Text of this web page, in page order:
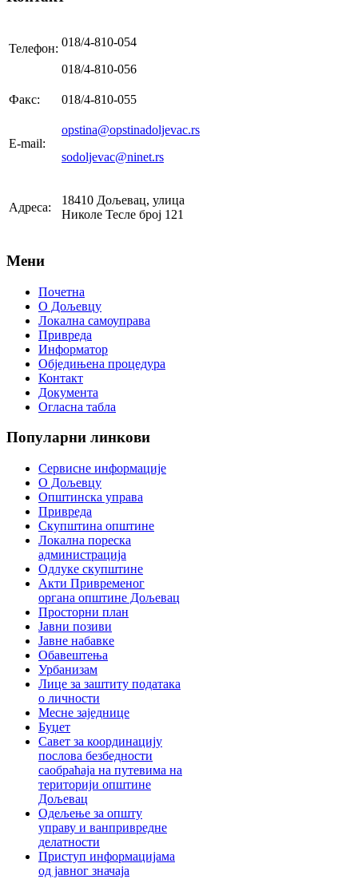
Телефон: 018/4-810-054
018/4-810-056
Факс: 018/4-810-055
E-mail:
opstina@opstinadoljevac.rs
sodoljevac@ninet.rs
Адреса:
18410 Дољевац, улица
Николе Тесле број 121
Мени
Почетна
О Дољевцу
Локална самоуправа
Привреда
Информатор
Обједињена процедура
Контакт
Документа
Огласна табла
Популарни линкови
Сервисне информације
О Дољевцу
Општинска управа
Привреда
Скупштина општине
Локална пореска
администрација
Одлуке скупштине
Акти Привременог
органа општине Дољевац
Просторни план
Јавни позиви
Јавне набавке
Обавештења
Урбанизам
Лице за заштиту података
о личности
Месне заједнице
Буџет
Савет за координацију
послова безбедности
саобраћаја на путевима на
територији општине
Дољевац
Одељење за општу
управу и ванпривредне
делатности
Приступ информацијама
од јавног значаја